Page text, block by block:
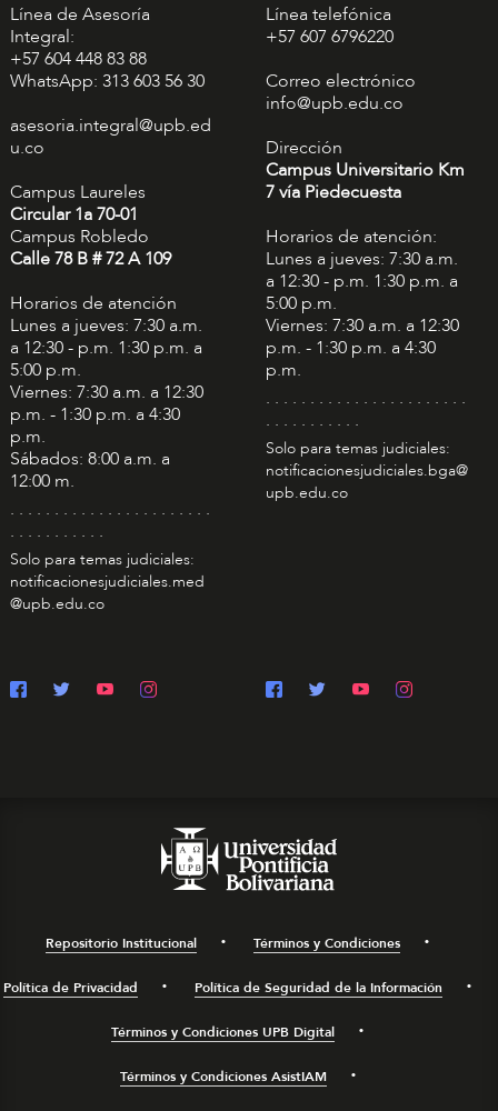
Línea de Asesoría
Integral:
+57 604 448 83 88
WhatsApp: 313 603 56 30
asesoria.integral@upb.ed
u.co
Campus Laureles
Circular 1a 70-01
Campus Robledo
Calle 78 B # 72 A 109
Horarios de atención
Lunes a jueves: 7:30 a.m.
a 12:30 - p.m. 1:30 p.m. a
5:00 p.m.
Viernes: 7:30 a.m. a 12:30
p.m. - 1:30 p.m. a 4:30
p.m.
Sábados: 8:00 a.m. a
12:00 m.
. . . . . . . . . . . . . . . . . . . . . . .
. . . . . . . . . . .
Solo para temas judiciales:
notificacionesjudiciales.med
@upb.edu.co
Línea telefónica
+57 607 6796220
Correo electrónico
info@upb.edu.co
Dirección
Campus Universitario Km
7 vía Piedecuesta
Horarios de atención:
Lunes a jueves: 7:30 a.m.
a 12:30 - p.m. 1:30 p.m. a
5:00 p.m.
Viernes: 7:30 a.m. a 12:30
p.m. - 1:30 p.m. a 4:30
p.m.
. . . . . . . . . . . . . . . . . . . . . . .
. . . . . . . . . . .
Solo para temas judiciales:
notificacionesjudiciales.bga@
upb.edu.co
Repositorio Institucional Términos y Condiciones
Política de Privacidad Política de Seguridad de la Información
Términos y Condiciones UPB Digital
Términos y Condiciones AsistIAM